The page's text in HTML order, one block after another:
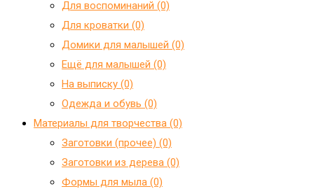
Для воспоминаний (0)
Для кроватки (0)
Домики для малышей (0)
Ещё для малышей (0)
На выписку (0)
Одежда и обувь (0)
Материалы для творчества (0)
Заготовки (прочее) (0)
Заготовки из дерева (0)
Формы для мыла (0)